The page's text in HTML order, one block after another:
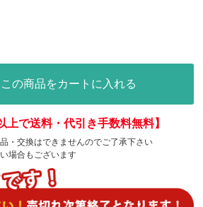
この商品をカートに入れる
上で送料・代引き手数料無料】
・交換はできませんのでご了承下さい
場合もございます